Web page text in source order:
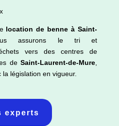
location de benne à Saint-
assurons le tri et
vers des centres de
deSaint-Laurent-de-Mure
législation en vigueur.
experts